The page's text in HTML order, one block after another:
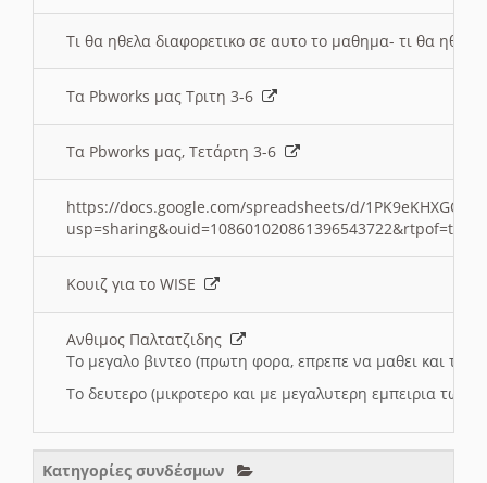
Τι θα ηθελα διαφορετικο σε αυτο το μαθημα- τι θα
Τα Pbworks μας Τριτη 3-6
Τα Pbworks μας, Τετάρτη 3-6
https://docs.google.com/spreadsheets/d/
Κουιζ για το WISE
Ανθιμος Παλτατζιδης
Το μεγαλο βιντεο (πρωτη φορα, επρεπε να μαθει και το
Το δευτερο (μικροτερο και με μεγαλυτερη εμπειρια
Κατηγορίες συνδέσμων